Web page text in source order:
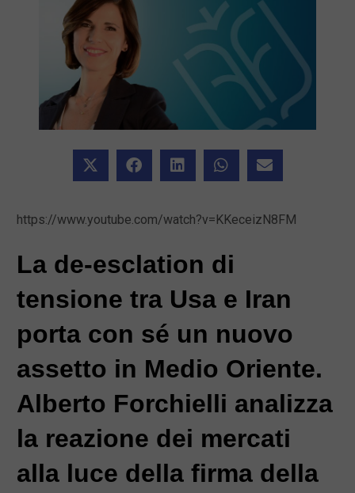
https://www.youtube.com/watch?v=KKeceizN8FM
La de-esclation di
tensione tra Usa e Iran
porta con sé un nuovo
assetto in Medio Oriente.
Alberto Forchielli analizza
la reazione dei mercati
alla luce della firma della